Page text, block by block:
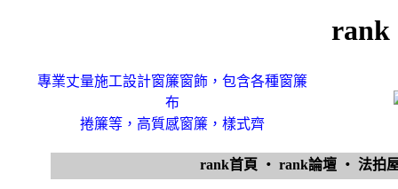
rank
專業丈量施工設計窗簾窗飾，包含各種窗簾
布
捲簾等，高質感窗簾，樣式齊
rank首頁 ‧ rank論壇 ‧ 法拍